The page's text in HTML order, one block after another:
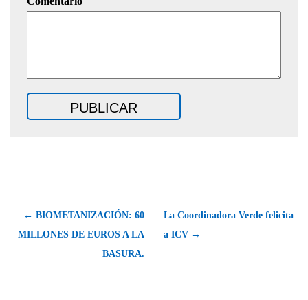
← BIOMETANIZACIÓN: 60
MILLONES DE EUROS A LA
BASURA.
La Coordinadora Verde felicita
a ICV →